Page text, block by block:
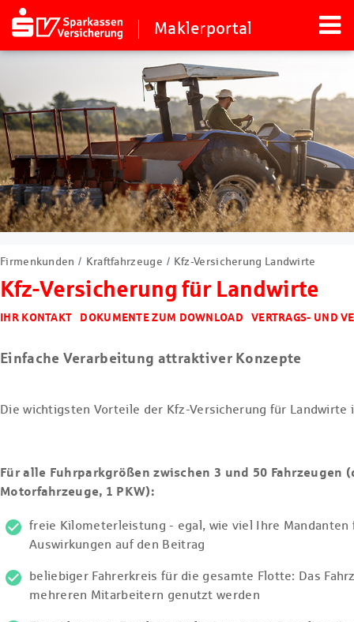
Maklerportal
Firmenkunden Kraftfahrzeuge Kfz-Versicherung Landwirte
Kfz-Versicherung für Landwirte
IHR KONTAKT DOKUMENTE ZUM DOWNLOAD VERTRAGS- UND
Einfache Verarbeitung attraktiver Konzepte
Die wichtigsten Vorteile der Kfz-Versicherung für Landwirte
Für alle Fuhrparkgrößen zwischen 3 und 50 Fahrzeugen
Motorfahrzeuge, 1 PKW):
freie Kilometerleistung - egal, wie viel Ihre Mandanten
Auswirkungen auf den Beitrag
beliebiger Fahrerkreis für die gesamte Flotte: Das
mehreren Mitarbeitern genutzt werden